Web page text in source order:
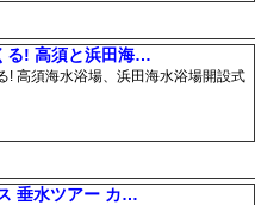
る! 高須と浜田海…
高須海水浴場、浜田海水浴場開設式
垂水ツアー カ…